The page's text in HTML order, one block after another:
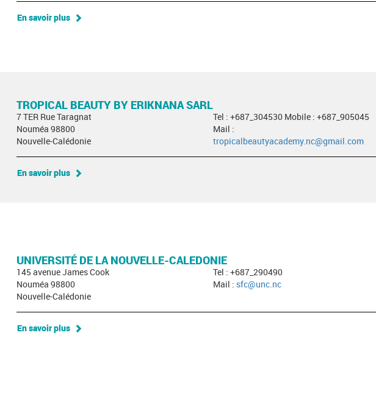
En savoir plus
TROPICAL BEAUTY BY ERIKNANA SARL
7 TER Rue Taragnat
Nouméa 98800
Nouvelle-Calédonie
Tel : +687_304530 Mobile : +687_905045
Mail :
tropicalbeautyacademy.nc@gmail.com
En savoir plus
UNIVERSITÉ DE LA NOUVELLE-CALEDONIE
145 avenue James Cook
Nouméa 98800
Nouvelle-Calédonie
Tel : +687_290490
Mail : sfc@unc.nc
En savoir plus